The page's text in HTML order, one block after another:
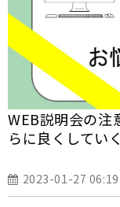
WEB説明会の注
らに良くしてい
2023-01-27 06:19